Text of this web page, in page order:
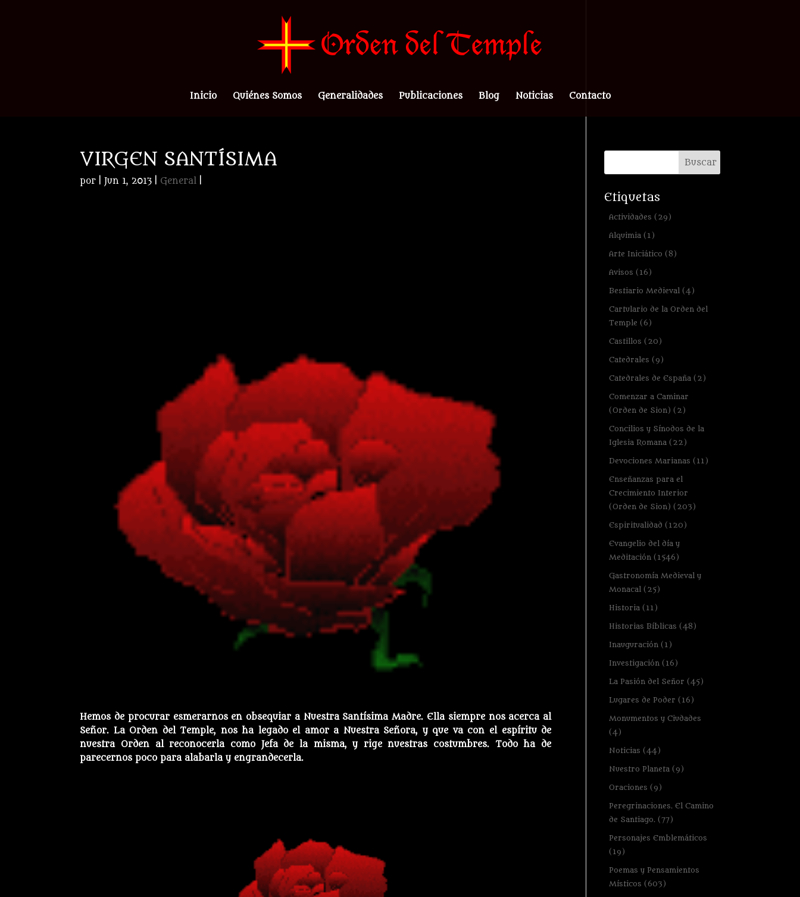
Inicio Quiénes Somos Generalidades Publicaciones Blog Noticias Contacto
VIRGEN SANTÍSIMA
por |Jun 1, 2013 General
Hemos de procurar esmerarnos en obsequiar a Nuestra Santísima Madre. Ella siempre nos acerca al
Señor. La Orden del Temple, nos ha legado el amor a Nuestra Señora, y que va con el espíritu de
nuestra Orden al reconocerla como Jefa de la misma, y rige nuestras costumbres. Todo ha de
parecernos poco para alabarla y engrandecerla.
Etiquetas
Actividades (29)
Alquimia (1)
Arte Iniciático (8)
Avisos (16)
Bestiario Medieval (4)
Cartulario de la Orden del
Temple (6)
Castillos (20)
Catedrales (9)
Catedrales de España (2)
Comenzar a Caminar
(Orden de Sion) (2)
Concilios y Sínodos de la
Iglesia Romana (22)
Devociones Marianas (11)
Enseñanzas para el
Crecimiento Interior
(Orden de Sion) (203)
Espiritualidad (120)
Evangelio del día y
Meditación (1546)
Gastronomía Medieval y
Monacal (25)
Historia (11)
Historias Bíblicas (48)
Inauguración (1)
Investigación (16)
La Pasión del Señor (45)
Lugares de Poder (16)
Monumentos y Ciudades
(4)
Noticias (44)
Nuestro Planeta (9)
Oraciones (9)
Peregrinaciones. El Camino
de Santiago. (77)
Personajes Emblemáticos
(19)
Poemas y Pensamientos
Místicos (603)